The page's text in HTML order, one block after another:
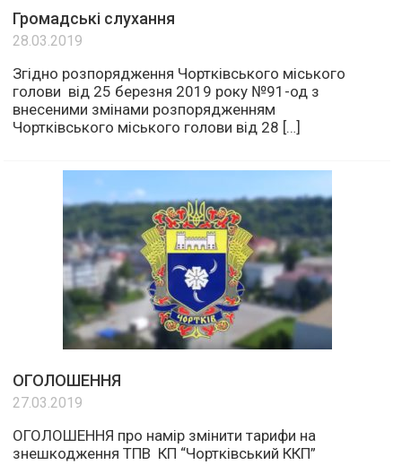
Громадські слухання
28.03.2019
Згідно розпорядження Чортківського міського
голови від 25 березня 2019 року №91-од з
внесеними змінами розпорядженням
Чортківського міського голови від 28 […]
ОГОЛОШЕННЯ
27.03.2019
ОГОЛОШЕННЯ про намір змінити тарифи на
знешкодження ТПВ КП “Чортківський ККП”